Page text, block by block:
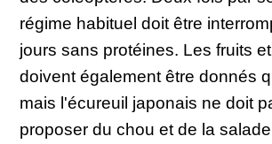
régime habituel doit être
jours sans protéines. Les fruits
doivent également être donnés
mais l'écureuil japonais ne doit
proposer du chou et de la